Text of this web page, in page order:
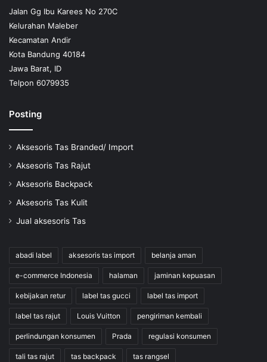
Jalan Gg Ibu Karees No 270C
Kelurahan Maleber
Kecamatan Andir
Kota Bandung 40184
Jawa Barat, ID
Telpon 6079935
Posting
Aksesoris Tas Branded/ Import
Aksesoris Tas Rajut
Aksesoris Backpack
Aksesoris Tas Kulit
Jual aksesoris Tas
abadi label aksesoris tas import belanja aman
e-commerce Indonesia halaman jaminan kepuasan
kebijakan retur label tas gucci label tas import
label tas rajut Louis Vuitton pengiriman kembali
perlindungan konsumen Prada regulasi konsumen
tali tas rajut tas backpack tas rangsel